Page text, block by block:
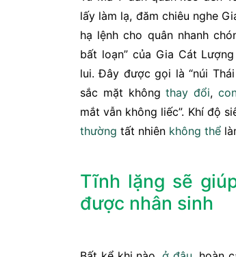
lấy làm lạ, đăm chiêu nghe
hạ lệnh cho quân nhanh
bất loạn” của Gia Cát
lui. Đây được gọi là “núi
sắc mặt khôngthay đổi,
mắt vẫn không liếc”. Khí độ
thường tất nhiên không thể
Tĩnh lặng sẽ
được nhân sinh